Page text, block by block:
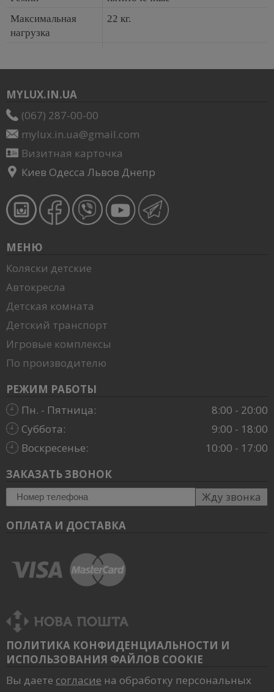
Максимальная
нагрузка
22 кг.
MYLUX.IN.UA
(067) 287-00-00
mylux.in.ua@gmail.com
Визитная карточка
Киев Одесса Львов Днепр
МЕНЮ
Коляски детские
Автокресла
Детская комната
Детский транспорт
Игровые комплексы
По производителю
РЕЖИМ РАБОТЫ
Пн. - Пятница:
8:00 - 20:00
Суббота:
9:00 - 18:00
Воскресенье:
10:00 - 17:00
ЗАКАЗАТЬ ЗВОНОК
Жду звонка
ОПЛАТА И ДОСТАВКА
ПОЛИТИКА КОНФИДЕНЦИАЛЬНОСТИ И
ИСПОЛЬЗОВАНИЯ ФАЙЛОВ COOKIE
Вы даете согласие на обработку персональных